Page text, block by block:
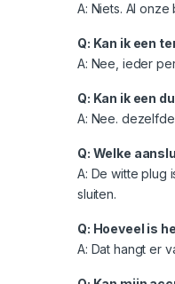
A: Niets. Al
Q: Kan ik een
A: Nee, ieder
Q: Kan ik een
A: Nee.
Q: Welke
A: De witte plug
sluiten.
Q: Hoeveel is
A: Dat hangt er